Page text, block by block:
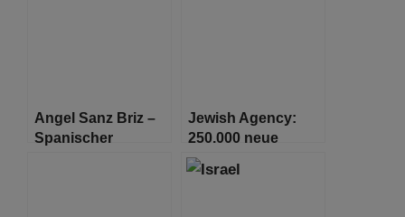
Angel Sanz Briz –
Spanischer
Jewish Agency:
250.000 neue
Einwanderer in den
nächsten 5 Jahren